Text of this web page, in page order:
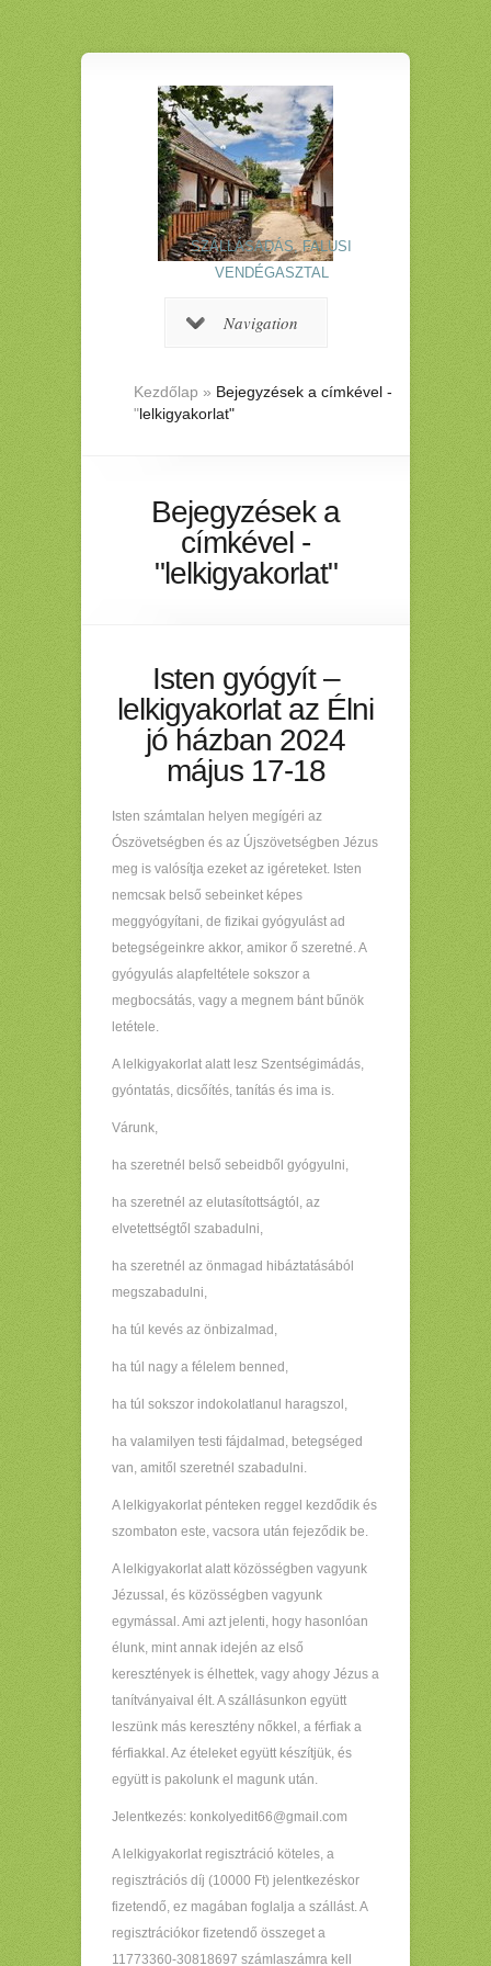
SZÁLLÁSADÁS, FALUSI
VENDÉGASZTAL
Navigation
Kezdőlap » Bejegyzések a címkével -
"lelkigyakorlat"
Bejegyzések a
címkével -
"lelkigyakorlat"
Isten gyógyít –
lelkigyakorlat az Élni
jó házban 2024
május 17-18
Isten számtalan helyen megígéri az
Ószövetségben és az Újszövetségben Jézus
meg is valósítja ezeket az igéreteket. Isten
nemcsak belső sebeinket képes
meggyógyítani, de fizikai gyógyulást ad
betegségeinkre akkor, amikor ő szeretné. A
gyógyulás alapfeltétele sokszor a
megbocsátás, vagy a megnem bánt bűnök
letétele.
A lelkigyakorlat alatt lesz Szentségimádás,
gyóntatás, dicsőítés, tanítás és ima is.
Várunk,
ha szeretnél belső sebeidből gyógyulni,
ha szeretnél az elutasítottságtól, az
elvetettségtől szabadulni,
ha szeretnél az önmagad hibáztatásából
megszabadulni,
ha túl kevés az önbizalmad,
ha túl nagy a félelem benned,
ha túl sokszor indokolatlanul haragszol,
ha valamilyen testi fájdalmad, betegséged
van, amitől szeretnél szabadulni.
A lelkigyakorlat pénteken reggel kezdődik és
szombaton este, vacsora után fejeződik be.
A lelkigyakorlat alatt közösségben vagyunk
Jézussal, és közösségben vagyunk
egymással. Ami azt jelenti, hogy hasonlóan
élunk, mint annak idején az első
keresztények is élhettek, vagy ahogy Jézus a
tanítványaival élt. A szállásunkon együtt
leszünk más keresztény nőkkel, a férfiak a
férfiakkal. Az ételeket együtt készítjük, és
együtt is pakolunk el magunk után.
Jelentkezés: konkolyedit66@gmail.com
A lelkigyakorlat regisztráció köteles, a
regisztrációs díj (10000 Ft) jelentkezéskor
fizetendő, ez magában foglalja a szállást. A
regisztrációkor fizetendő összeget a
11773360-30818697 számlaszámra kell